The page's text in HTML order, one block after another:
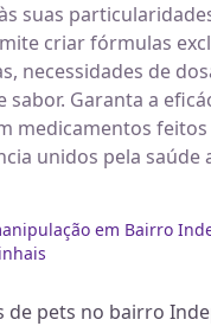
suas
criar fórmulas
necessidades de
sabor. Garanta a
medicamentos feitos
unidos pela saúde
em Bairro
de pets no bairro